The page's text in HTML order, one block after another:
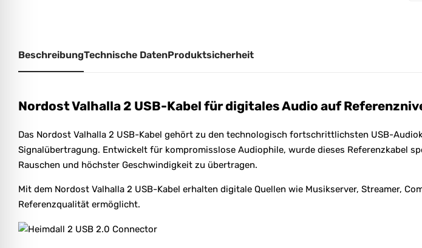
BeschreibungTechnische DatenProduktsicherheit
Nordost Valhalla 2 USB-Kabel für digitales Audio auf
Das Nordost Valhalla 2 USB-Kabel gehört zu den technologisch fortschrittlichsten USB-
Signalübertragung. Entwickelt für kompromisslose Audiophile, wurde dieses Referenzkabel
Rauschen und höchster Geschwindigkeit zu übertragen.
Mit dem Nordost Valhalla 2 USB-Kabel erhalten digitale Quellen wie Musikserver, Streamer,
Referenzqualität ermöglicht.